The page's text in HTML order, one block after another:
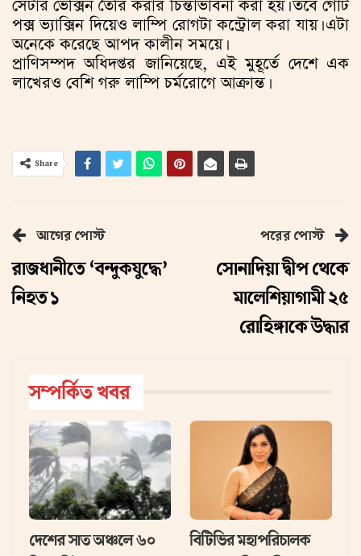
সেটার ভেক্সিন তৈরি করার চিন্তাভাবনা করা হয়। তবে গোট
পক্স ভ্যাক্সিন দিয়েও লাম্পি রোগটা কন্ট্রোল করা যায়। এটা
অনেকে করেছে আপদ কালীন সময়ে।
প্রাণিসম্পদ অধিদপ্তর জানিয়েছে, এই মুহূর্তে দেশে এক
লাখেরও বেশি গরু লাম্পি চর্মরোগে আক্রান্ত।
Share
আগের পোস্ট
রাজধানীতে ‘বন্দুকযুদ্ধে’
নিহত ১
পরের পোস্ট
সোনাদিয়া দ্বীপ থেকে
মালেশিয়াগামী ২৫
রোহিঙ্গাকে উদ্ধার
সম্পর্কিত খবর
দেশের সাত অঞ্চলে ৬০
বিটিভির মহাপরিচালক